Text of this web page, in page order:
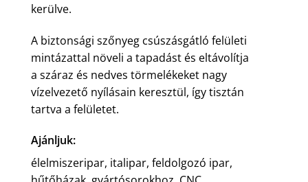
kerülve.
A biztonsági szőnyeg csúszásgátló felületi
mintázattal növeli a tapadást és eltávolítja
a száraz és nedves törmelékeket nagy
vízelvezető nyílásain keresztül, így tisztán
tartva a felületet.
Ajánljuk:
élelmiszeripar, italipar, feldolgozó ipar,